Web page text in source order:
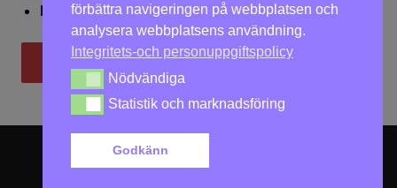
LOU på två dagar| 2-3 dec
Till utbildningar
förbättra navigeringen på webbplatsen och
analysera webbplatsens användning.
Integritets-och personuppgiftspolicy
Nödvändiga
Nödvändiga
Statistik och marknadsföring
Statistik och marknadsföring
Godkänn